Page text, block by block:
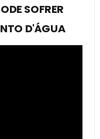
SOFRER
D'ÁGUA